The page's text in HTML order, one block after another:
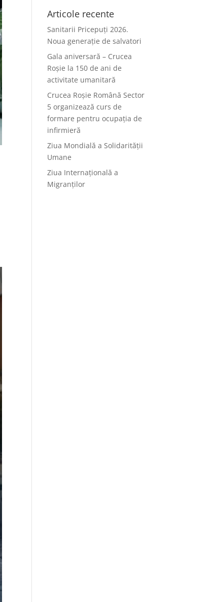
Articole recente
Sanitarii Pricepuți 2026.
Noua generație de salvatori
Gala aniversară – Crucea
Roșie la 150 de ani de
activitate umanitară
Crucea Roșie Română Sector
5 organizează curs de
formare pentru ocupația de
infirmieră
Ziua Mondială a Solidarității
Umane
Ziua Internațională a
Migranților